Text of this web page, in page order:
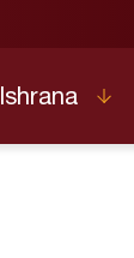
Ishrana